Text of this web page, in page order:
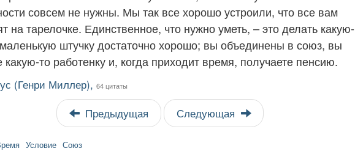
совсем не нужны. Мы так все хорошо устроили, что все вам
на тарелочке. Единственное, что нужно уметь, – это делать какую-
штучку достаточно хорошо; вы объединены в союз, вы
какую-то работенку и, когда приходит время, получаете пенсию.
(Генри Миллер), 64 цитаты
Предыдущая Следующая
Условие Союз